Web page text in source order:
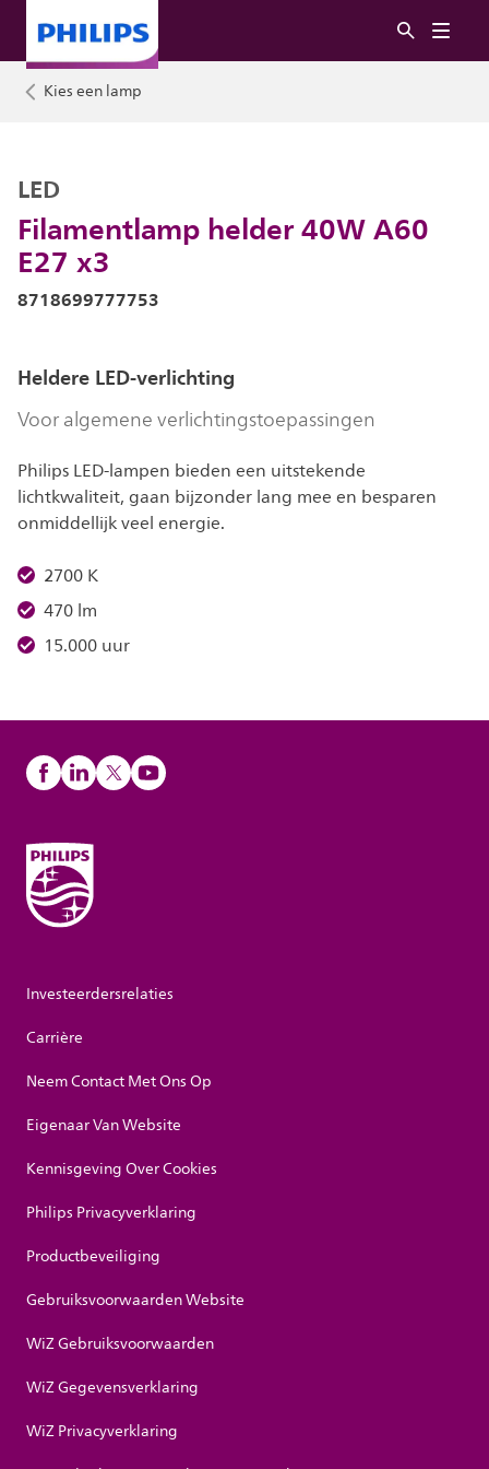
Kies een lamp
Filamentlamp helder 40W A60
E27 x3
LED
8718699777753
Heldere LED-verlichting
Voor algemene verlichtingstoepassingen
Philips LED-lampen bieden een uitstekende
lichtkwaliteit, gaan bijzonder lang mee en besparen
onmiddellijk veel energie.
2700 K
470 lm
15.000 uur
Investeerdersrelaties
Carrière
Neem Contact Met Ons Op
Eigenaar Van Website
Kennisgeving Over Cookies
Philips Privacyverklaring
Productbeveiliging
Gebruiksvoorwaarden Website
WiZ Gebruiksvoorwaarden
WiZ Gegevensverklaring
WiZ Privacyverklaring